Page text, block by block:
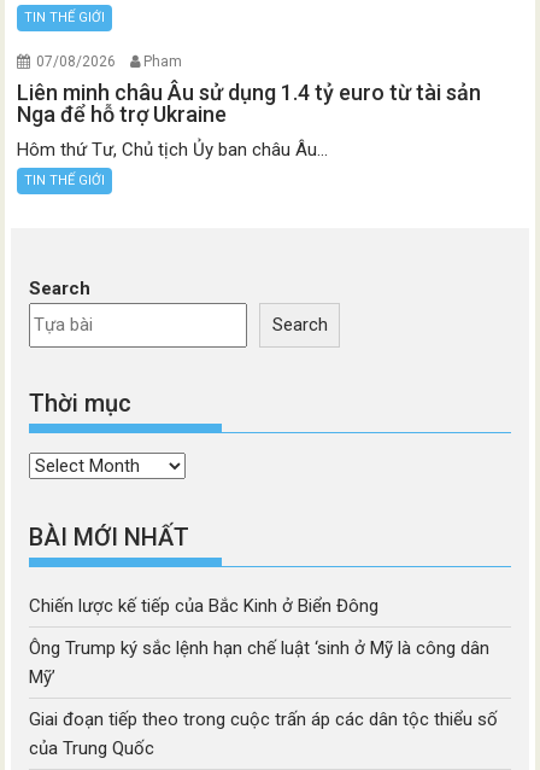
TIN THẾ GIỚI
07/08/2026 Pham
Liên minh châu Âu sử dụng 1.4 tỷ euro từ tài sản
Nga để hỗ trợ Ukraine
Hôm thứ Tư, Chủ tịch Ủy ban châu Âu...
TIN THẾ GIỚI
Search
Search
Thời mục
Thời
BÀI MỚI NHẤT
Chiến lược kế tiếp của Bắc Kinh ở Biển Đông
Ông Trump ký sắc lệnh hạn chế luật ‘sinh ở Mỹ là công dân
Mỹ’
Giai đoạn tiếp theo trong cuộc trấn áp các dân tộc thiểu số
của Trung Quốc